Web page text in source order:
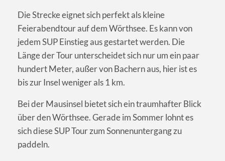
Die Strecke eignet sich perfekt als kleine
Feierabendtour auf dem Wörthsee. Es kann von
jedem SUP Einstieg aus gestartet werden. Die
Länge der Tour unterscheidet sich nur um ein paar
hundert Meter, außer von Bachern aus, hier ist es
bis zur Insel weniger als 1 km.
Bei der Mausinsel bietet sich ein traumhafter Blick
über den Wörthsee. Gerade im Sommer lohnt es
sich diese SUP Tour zum Sonnenuntergang zu
paddeln.